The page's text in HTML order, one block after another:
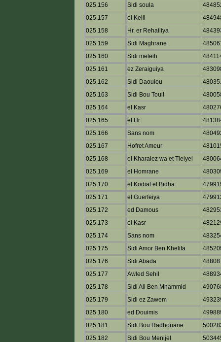
025.156
Sidi soula
025.157
el Kelil
025.158
Hr. er Rehailiya
025.159
Sidi Maghrane
025.160
Sidi meleih
025.161
ez Zeraiguiya
025.162
Sidi Daouiou
025.163
Sidi Bou Touil
025.164
el Kasr
025.165
el Hr.
025.166
Sans nom
025.167
Hofret Ameur
025.168
el Kharaiez wa et Tleiyel
025.169
el Homrane
025.170
el Kodiat el Bidha
025.171
el Guerfeiya
025.172
ed Damous
025.173
el Kasr
025.174
Sans nom
025.175
Sidi Amor Ben Khelifa
025.176
Sidi Abada
025.177
Awled Sehil
025.178
Sidi Ali Ben Mhammid
025.179
Sidi ez Zawem
025.180
ed Douimis
025.181
Sidi Bou Radhouane
025.182
Sidi Bou Menijel